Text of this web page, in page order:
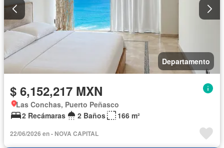
Departamento
$ 6,152,217 MXN
Las Conchas, Puerto Peñasco
2 Recámaras
2 Baños 166 m²
22/06/2026 en - NOVA CAPITAL